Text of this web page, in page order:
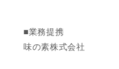
■業務提携
味の素株式会社